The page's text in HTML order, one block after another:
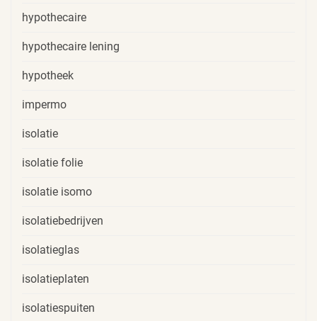
hypothecaire
hypothecaire lening
hypotheek
impermo
isolatie
isolatie folie
isolatie isomo
isolatiebedrijven
isolatieglas
isolatieplaten
isolatiespuiten